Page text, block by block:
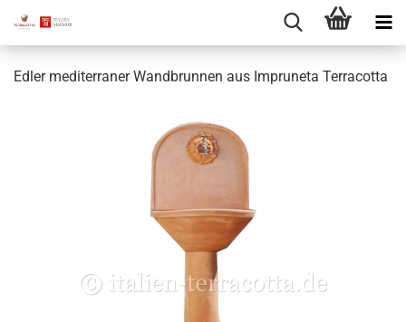
Edler mediterraner Wandbrunnen aus Impruneta Terracotta